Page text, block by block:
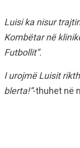
Luisi ka nisur
Kombëtar në
Futbollit”.
I urojmë Luisit
blerta!”-thuhet në